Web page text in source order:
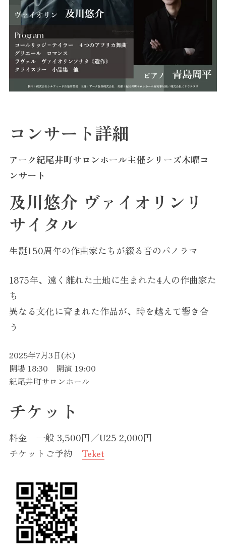
コンサート詳細
アーク紀尾井町サロンホール主催シリーズ木曜コ
ンサート
及川悠介 ヴァイオリンリ
サイタル
生誕150周年の作曲家たちが綴る音のパノラマ
1875年、遠く離れた土地に生まれた4人の作曲家た
ち
異なる文化に育まれた作品が、時を越えて響き合
う
2025年7月3日(木)
開場 18:30 開演 19:00
紀尾井町サロンホール
チケット
料金 一般 3,500円／U25 2,000円
チケットご予約 Teket